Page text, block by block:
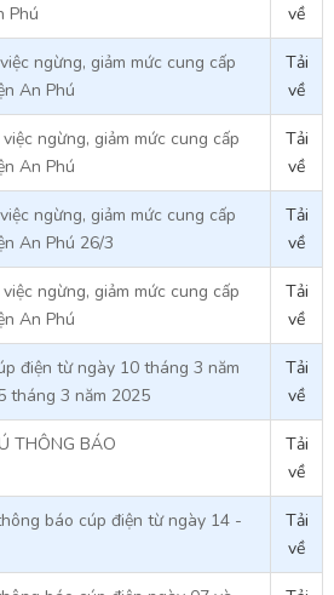
Phú
về
ngừng, giảm mức cung cấp
An Phú
Tải
về
ngừng, giảm mức cung cấp
An Phú
Tải
về
ngừng, giảm mức cung cấp
An Phú 26/3
Tải
về
ngừng, giảm mức cung cấp
An Phú
Tải
về
điện từ ngày 10 tháng 3 năm
tháng 3 năm 2025
Tải
về
THÔNG BÁO
Tải
về
báo cúp điện từ ngày 14 -
Tải
về